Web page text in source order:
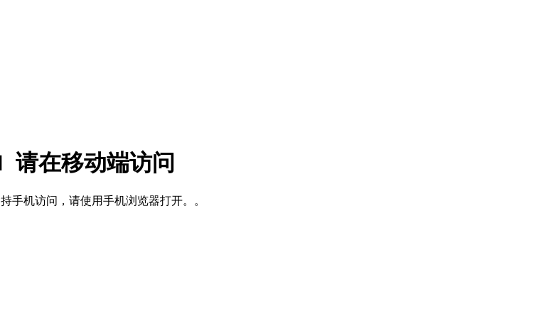
请在移动端访问
手机访问，请使用手机浏览器打开。。